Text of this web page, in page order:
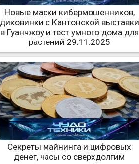
Новые маски кибермошенников,
диковинки с Кантонской выставки
в Гуанчжоу и тест умного дома для
растений 29.11.2025
Секреты майнинга и цифровых
денег, часы со сверхдолгим